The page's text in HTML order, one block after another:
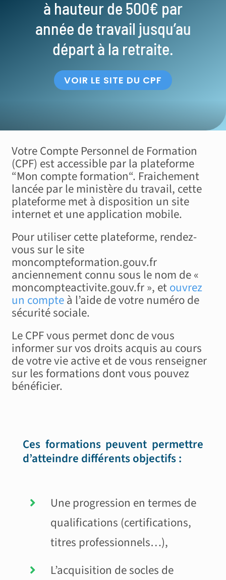
à hauteur de 500€ par
année de travail jusqu’au
départ à la retraite.
VOIR LE SITE DU CPF
Votre Compte Personnel de Formation
(CPF) est accessible par la plateforme
“Mon compte formation“. Fraichement
lancée par le ministère du travail, cette
plateforme met à disposition un site
internet et une application mobile.
Pour utiliser cette plateforme, rendez-
vous sur le site
moncompteformation.gouv.fr
anciennement connu sous le nom de «
moncompteactivite.gouv.fr », etouvrez
un compteà l’aide de votre numéro de
sécurité sociale.
Le CPF vous permet donc de vous
informer sur vos droits acquis au cours
de votre vie active et de vous renseigner
sur les formations dont vous pouvez
bénéficier.
Ces formations peuvent permettre
d’atteindre différents objectifs :
Une progression en termes de
qualifications (certifications,
titres professionnels…),
L’acquisition de socles de